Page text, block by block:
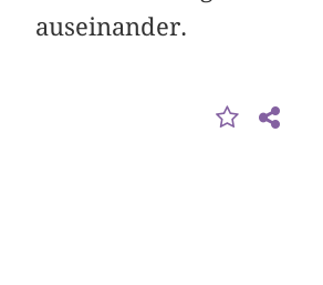
auseinander.